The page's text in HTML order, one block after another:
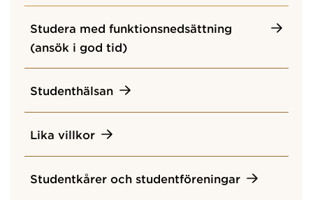
Studera med funktionsnedsättning
(ansök i god tid)
Studenthälsan
Lika villkor
Studentkårer och studentföreningar